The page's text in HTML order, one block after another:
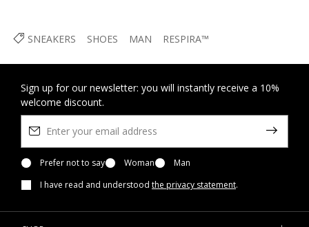
SNEAKERS SHOES MAN RESPIRA™
Sign up for our newsletter: you will instantly receive a 10%
welcome discount.
Prefer not to say Woman
Man
I have read and understood the privacy statement.